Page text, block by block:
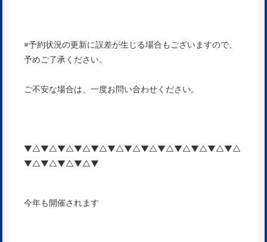
※予約状況の更新に誤差が生じる場合もございますので、
予めご了承ください。
ご不安な場合は、一度お問い合わせください。
▼△▼△▼△▼△▼△▼△▼△▼△▼△▼△▼△▼△▼△
▼△▼△▼△▼△▼
今年も開催されます